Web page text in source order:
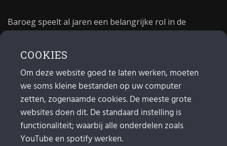
Baroeg speelt al jaren een belangrijke rol in de
poppodium 40 jaar.
MAIL
Algemeen: info@baroeg.nl
Bands & boeking: leon@baroeg.nl
Promotie & publiciteit: francis@baroeg.nl
COOKIES
Om deze website goed te laten werken, moeten
we soms kleine bestanden op uw computer
zetten, zogenaamde cookies. De meeste grote
websites doen dit. De standaard instelling is
functionaliteit; waarbij alle onderdelen zoals
YouTube en spotify werken.